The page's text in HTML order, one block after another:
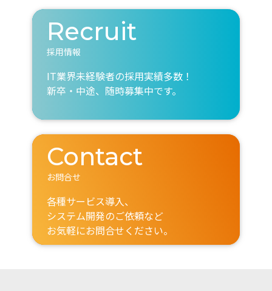
Recruit
採用情報
IT業界未経験者の採用実績多数！
新卒・中途、随時募集中です。
Contact
お問合せ
各種サービス導入、
システム開発のご依頼など
お気軽にお問合せください。